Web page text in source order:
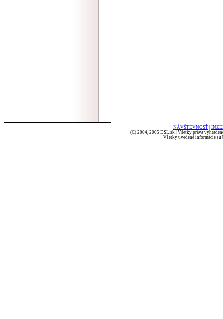
NÁVŠTEVNOSŤ
(C) 2004, 2005 DSL.sk | Všetky práva
Všetky uvedené informácie sú